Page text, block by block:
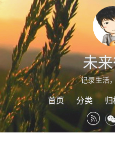
未
记录生活
首页 分类 归